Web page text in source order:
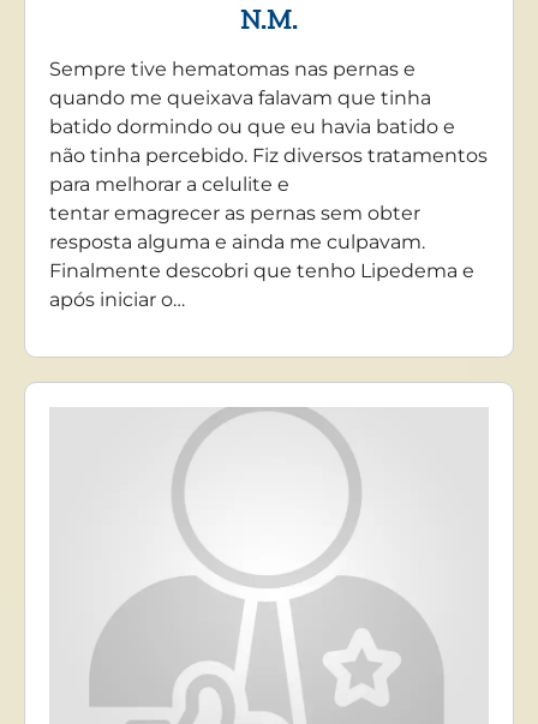
N.M.
Sempre tive hematomas nas pernas e
quando me queixava falavam que tinha
batido dormindo ou que eu havia batido e
não tinha percebido. Fiz diversos tratamentos
para melhorar a celulite e
tentar emagrecer as pernas sem obter
resposta alguma e ainda me culpavam.
Finalmente descobri que tenho Lipedema e
após iniciar o…